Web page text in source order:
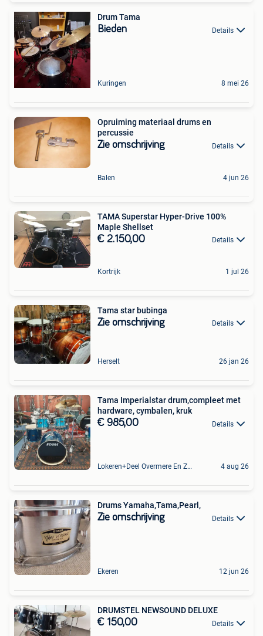
Drum Tama
Bieden Details
Kuringen 8 mei 26
Opruiming materiaal drums en
percussie
Zie omschrijving Details
Balen 4 jun 26
TAMA Superstar Hyper-Drive 100%
Maple Shellset
€ 2.150,00 Details
Kortrijk 1 jul 26
Tama star bubinga
Zie omschrijving Details
Herselt 26 jan 26
Tama Imperialstar drum,compleet met
hardware, cymbalen, kruk
€ 985,00 Details
Lokeren+Deel Overmere En Zele 4 aug 26
Drums Yamaha,Tama,Pearl,
Zie omschrijving Details
Ekeren 12 jun 26
DRUMSTEL NEWSOUND DELUXE
€ 150,00 Details